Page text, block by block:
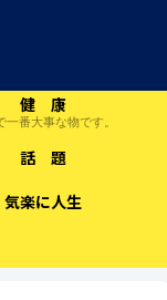
健 康
一番大事な物です。
話 題
気楽に人生